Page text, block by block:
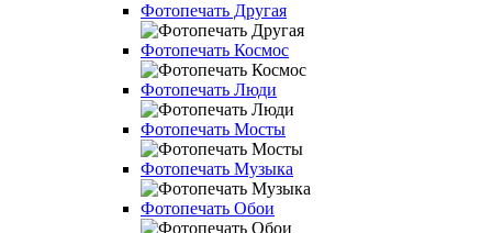
Фотопечать Другая
Фотопечать Космос
Фотопечать Люди
Фотопечать Мосты
Фотопечать Музыка
Фотопечать Обои